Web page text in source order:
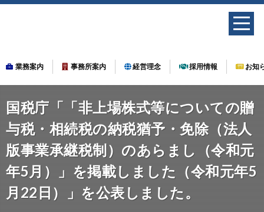
業務案内 事務所案内 経営理念 採用情報 お知
国税庁「「非上場株式等についての贈
与税・相続税の納税猶予・免除（法人
版事業承継税制）のあらまし（令和元
年5月）」を掲載しました（令和元年5
月22日）」を公表しました。